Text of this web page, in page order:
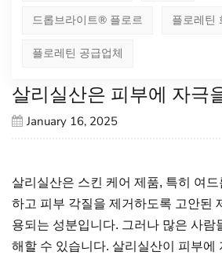
드롭브라이트® 플로르 플로레틴
플로레틴 공급업체
살리실산은 피부에 자극
January 16, 2025
살리실산은 스킨 케어 제품, 특히 여
하고 피부 각질을 제거하도록 고안된
용되는 성분입니다. 그러나 많은 사람
해할 수 있습니다. 살리실산이 피부에